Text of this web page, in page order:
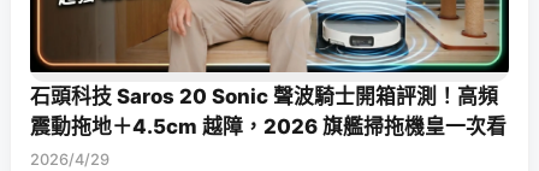
石頭科技 Saros 20 Sonic 聲波騎士開箱評測！高頻
震動拖地＋4.5cm 越障，2026 旗艦掃拖機皇一次看
2026/4/29